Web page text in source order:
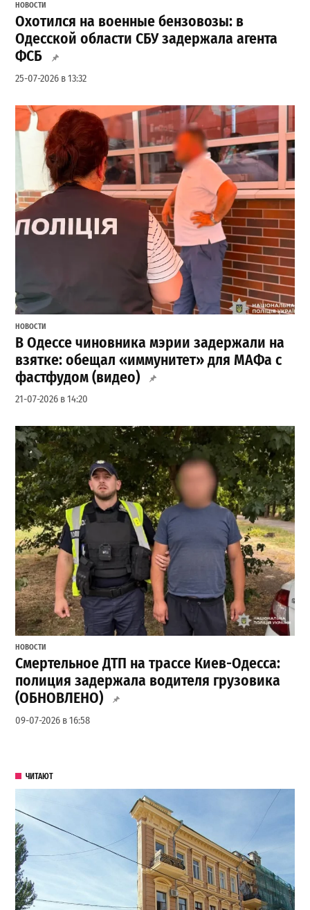
НОВОСТИ
Охотился на военные бензовозы: в
Одесской области СБУ задержала агента
ФСБ
25-07-2026 в 13:32
НОВОСТИ
В Одессе чиновника мэрии задержали на
взятке: обещал «иммунитет» для МАФа с
фастфудом (видео)
21-07-2026 в 14:20
НОВОСТИ
Смертельное ДТП на трассе Киев-Одесса:
полиция задержала водителя грузовика
(ОБНОВЛЕНО)
09-07-2026 в 16:58
ЧИТАЮТ